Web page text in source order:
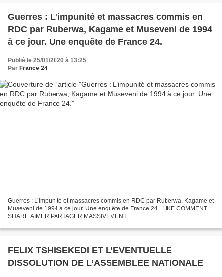
Guerres : L’impunité et massacres commis en
RDC par Ruberwa, Kagame et Museveni de 1994
à ce jour. Une enquête de France 24.
Publié le 25/01/2020 à 13:25
Par France 24
Guerres : L’impunité et massacres commis en RDC par Ruberwa, Kagame et
Museveni de 1994 à ce jour. Une enquête de France 24 . LIKE COMMENT
SHARE AIMER PARTAGER MASSIVEMENT
FELIX TSHISEKEDI ET L’EVENTUELLE
DISSOLUTION DE L’ASSEMBLEE NATIONALE